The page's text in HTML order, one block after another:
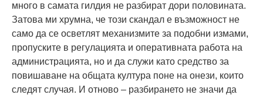
много в самата гилдия не разбират дори половината.
Затова ми хрумна, че този скандал е възможност не
само да се осветлят механизмите за подобни измами,
пропуските в регулацията и оперативната работа на
администрацията, но и да служи като средство за
повишаване на общата култура поне на онези, които
следят случая. И отново – разбирането не значи да